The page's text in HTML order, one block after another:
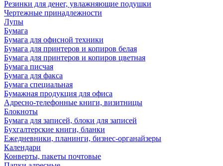
Резинки для денег, увлажняющие подушки
Чертежные принадлежности
Лупы
Бумага
Бумага для офисной техники
Бумага для принтеров и копиров белая
Бумага для принтеров и копиров цветная
Бумага писчая
Бумага для факса
Бумага специальная
Бумажная продукция для офиса
Адресно-телефонные книги, визитницы
Блокноты
Бумага для записей, блоки для записей
Бухгалтерские книги, бланки
Ежедневники, планинги, бизнес-органайзеры
Календари
Конверты, пакеты почтовые